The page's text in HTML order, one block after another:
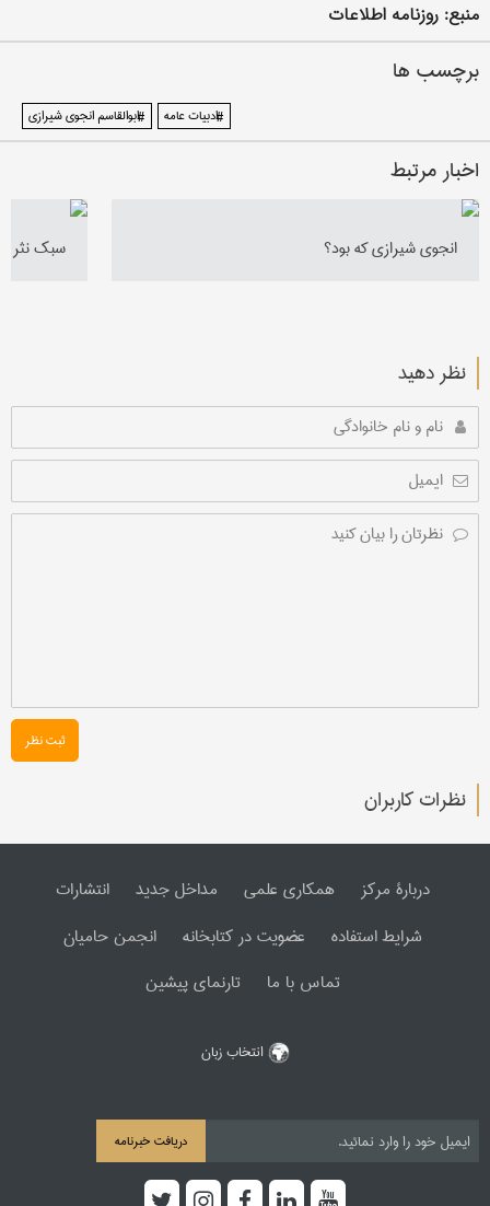
منبع: روزنامه اطلاعات
برچسب ها
#ادبیات عامه #ابوالقاسم انجوی شیرازی
اخبار مرتبط
انجوی شیرازی که بود؟ سبک نثر
نظر دهید
ثبت نظر
نظرات کاربران
دربارۀ مرکز همکاری علمی مداخل جدید
انتشارات
شرایط استفاده
عضویت در کتابخانه
انجمن حامیان
تماس با ما
تارنمای پیشین
انتخاب زبان
دریافت خبرنامه